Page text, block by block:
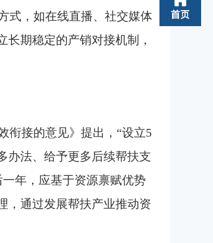
式，如在线直播、社交媒体
长期稳定的产销对接机制，
衔接的意见》提出，“设立5
办法、给予更多后续帮扶支
年，应基于资源禀赋优势
，通过发展帮扶产业推动资